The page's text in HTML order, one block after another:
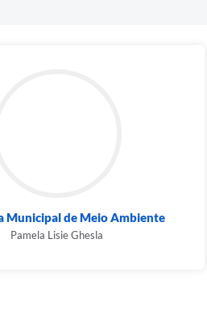
Municipal de Meio Ambiente
Pamela Lisie Ghesla